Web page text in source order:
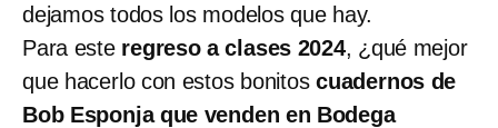
dejamos todos los modelos que hay.
Para este regreso a clases 2024, ¿qué mejor
que hacerlo con estos bonitoscuadernos de
Bob Esponja que venden en Bodega